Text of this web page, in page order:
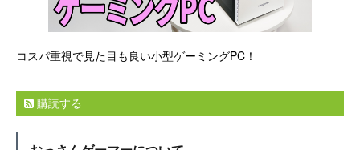
コスパ重視で見た目も良い小型ゲーミングPC！
購読する